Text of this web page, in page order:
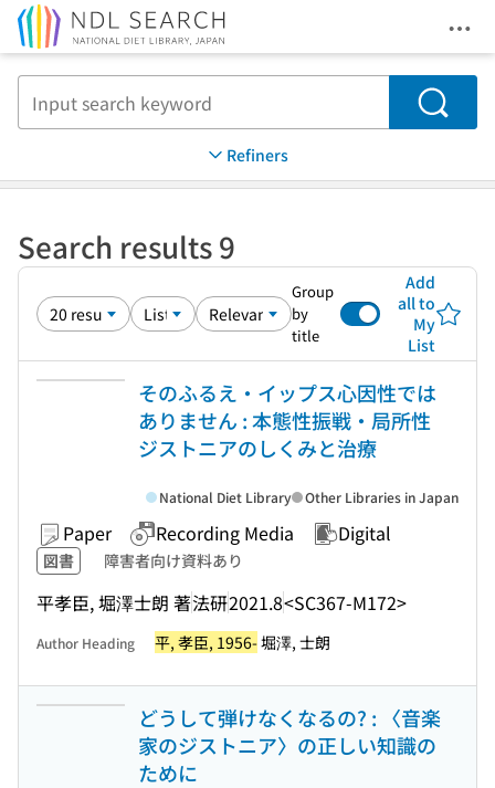
Search
Refiners
Search results 9
Group
by
title
Add
all to
My
List
そのふるえ・イップス心因性では
ありません : 本態性振戦・局所性
ジストニアのしくみと治療
Paper Recording Media Digital
図書 障害者向け資料あり
平孝臣, 堀澤士朗 著法研2021.8<SC367-M172>
National Diet Library Other Libraries in Japan
Author Heading 平, 孝臣, 1956-堀澤, 士朗
どうして弾けなくなるの? : 〈音楽
家のジストニア〉の正しい知識の
ために